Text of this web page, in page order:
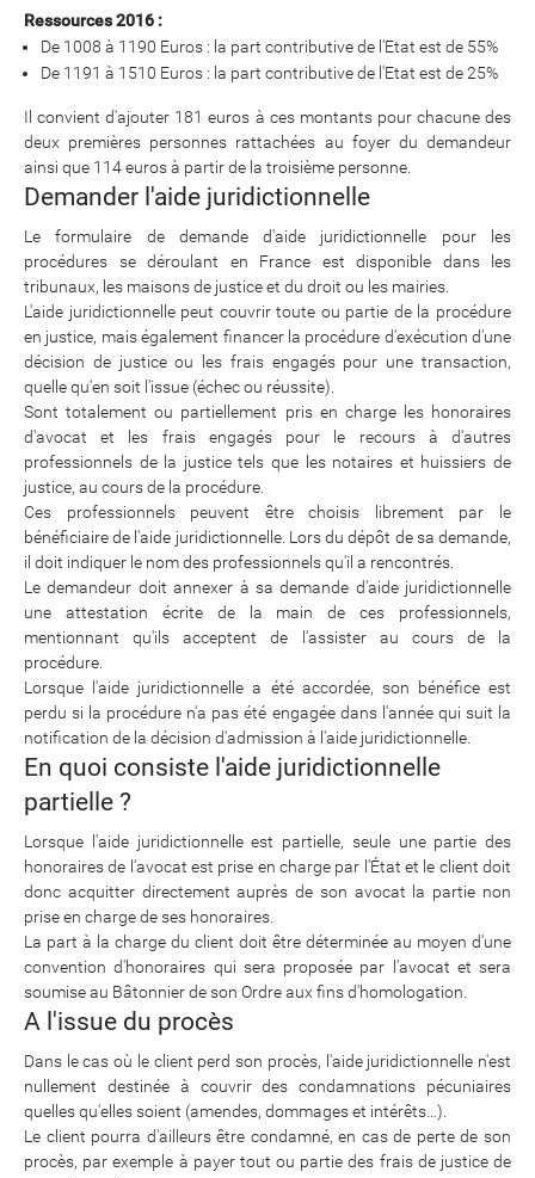
Ressources 2016 :
De 1008 à 1190 Euros : la part contributive de l'Etat est de 55%
De 1191 à 1510 Euros : la part contributive de l'Etat est de 25%
Il convient d'ajouter 181 euros à ces montants pour chacune des
deux premières personnes rattachées au foyer du demandeur
ainsi que 114 euros à partir de la troisième personne.
Demander l'aide juridictionnelle
Le formulaire de demande d'aide juridictionnelle pour les
procédures se déroulant en France est disponible dans les
tribunaux, les maisons de justice et du droit ou les mairies.
L'aide juridictionnelle peut couvrir toute ou partie de la procédure
en justice, mais également financer la procédure d'exécution d'une
décision de justice ou les frais engagés pour une transaction,
quelle qu'en soit l'issue (échec ou réussite).
Sont totalement ou partiellement pris en charge les honoraires
d'avocat et les frais engagés pour le recours à d'autres
professionnels de la justice tels que les notaires et huissiers de
justice, au cours de la procédure.
Ces professionnels peuvent être choisis librement par le
bénéficiaire de l'aide juridictionnelle. Lors du dépôt de sa demande,
il doit indiquer le nom des professionnels qu'il a rencontrés.
Le demandeur doit annexer à sa demande d'aide juridictionnelle
une attestation écrite de la main de ces professionnels,
mentionnant qu'ils acceptent de l'assister au cours de la
procédure.
Lorsque l'aide juridictionnelle a été accordée, son bénéfice est
perdu si la procédure n'a pas été engagée dans l'année qui suit la
notification de la décision d'admission à l'aide juridictionnelle.
En quoi consiste l'aide juridictionnelle
partielle ?
Lorsque l'aide juridictionnelle est partielle, seule une partie des
honoraires de l'avocat est prise en charge par l'État et le client doit
donc acquitter directement auprès de son avocat la partie non
prise en charge de ses honoraires.
La part à la charge du client doit être déterminée au moyen d'une
convention d'honoraires qui sera proposée par l'avocat et sera
soumise au Bâtonnier de son Ordre aux fins d'homologation.
A l'issue du procès
Dans le cas où le client perd son procès, l'aide juridictionnelle n'est
nullement destinée à couvrir des condamnations pécuniaires
quelles qu'elles soient (amendes, dommages et intérêts…).
Le client pourra d'ailleurs être condamné, en cas de perte de son
procès, par exemple à payer tout ou partie des frais de justice de